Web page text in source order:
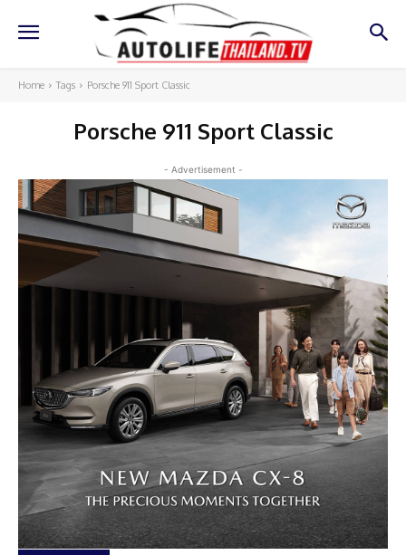
Home Tags Porsche 911 Sport Classic
Porsche 911 Sport Classic
- Advertisement -